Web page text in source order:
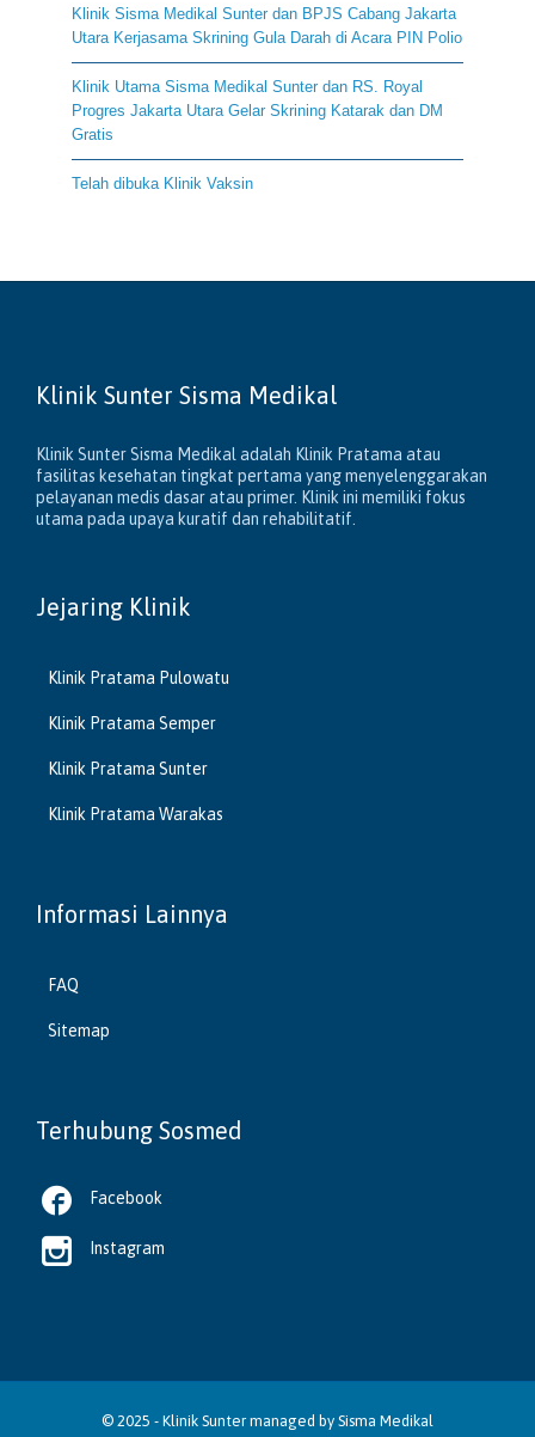
Klinik Sisma Medikal Sunter dan BPJS Cabang Jakarta
Utara Kerjasama Skrining Gula Darah di Acara PIN Polio
Klinik Utama Sisma Medikal Sunter dan RS. Royal
Progres Jakarta Utara Gelar Skrining Katarak dan DM
Gratis
Telah dibuka Klinik Vaksin
Klinik Sunter Sisma Medikal
Klinik Sunter Sisma Medikal adalah Klinik Pratama atau
fasilitas kesehatan tingkat pertama yang menyelenggarakan
pelayanan medis dasar atau primer. Klinik ini memiliki fokus
utama pada upaya kuratif dan rehabilitatif.
Jejaring Klinik
Klinik Pratama Pulowatu
Klinik Pratama Semper
Klinik Pratama Sunter
Klinik Pratama Warakas
Informasi Lainnya
FAQ
Sitemap
Terhubung Sosmed
 Facebook
 Instagram
© 2025 - Klinik Suntermanaged by Sisma Medikal